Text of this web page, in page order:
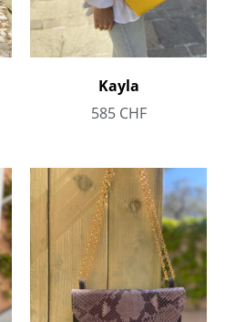
Kayla
585 CHF